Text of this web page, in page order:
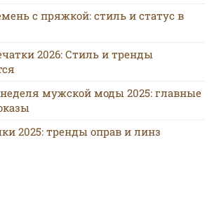
с пряжкой: стиль и статус в
2026: Стиль и тренды
мужской моды 2025: главные
2025: тренды оправ и линз